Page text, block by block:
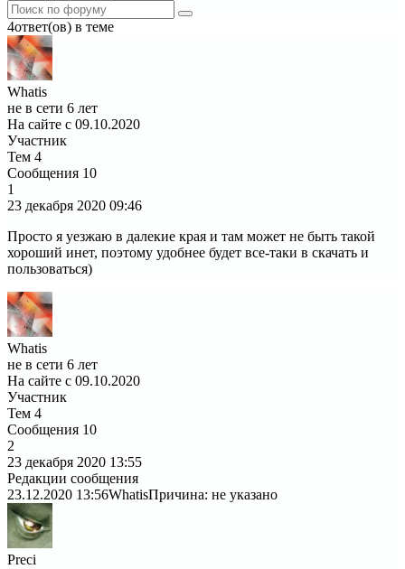
4ответ(ов) в теме
Whatis
не в сети 6 лет
На сайте с 09.10.2020
Участник
Тем 4
Сообщения 10
1
23 декабря 2020 09:46
Просто я уезжаю в далекие края и там может не быть такой
хороший инет, поэтому удобнее будет все-таки в скачать и
пользоваться)
Whatis
не в сети 6 лет
На сайте с 09.10.2020
Участник
Тем 4
Сообщения 10
2
23 декабря 2020 13:55
Редакции сообщения
23.12.2020 13:56WhatisПричина: не указано
Preci